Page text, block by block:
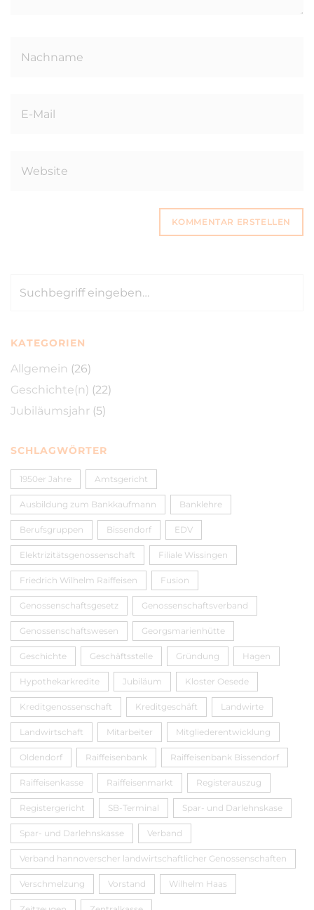
KATEGORIEN
Allgemein (26)
Geschichte(n) (22)
Jubiläumsjahr (5)
SCHLAGWÖRTER
1950er Jahre Amtsgericht
Ausbildung zum Bankkaufmann Banklehre
Berufsgruppen Bissendorf EDV
Elektrizitätsgenossenschaft Filiale Wissingen
Friedrich Wilhelm Raiffeisen Fusion
Genossenschaftsgesetz Genossenschaftsverband
Genossenschaftswesen Georgsmarienhütte
Geschichte Geschäftsstelle Gründung Hagen
Hypothekarkredite Jubiläum Kloster Oesede
Kreditgenossenschaft Kreditgeschäft Landwirte
Landwirtschaft Mitarbeiter Mitgliederentwicklung
Oldendorf Raiffeisenbank Raiffeisenbank Bissendorf
Raiffeisenkasse Raiffeisenmarkt Registerauszug
Registergericht SB-Terminal Spar- und Darlehnskase
Spar- und Darlehnskasse Verband
Verband hannoverscher landwirtschaftlicher Genossenschaften
Verschmelzung Vorstand Wilhelm Haas